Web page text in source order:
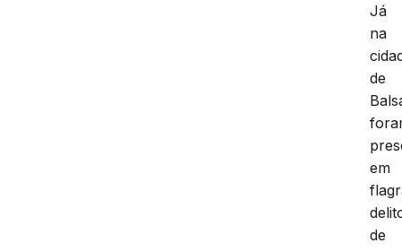
Já
na
de
em
de